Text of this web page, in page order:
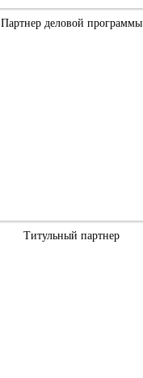
Партнер деловой программы
Титульный партнер